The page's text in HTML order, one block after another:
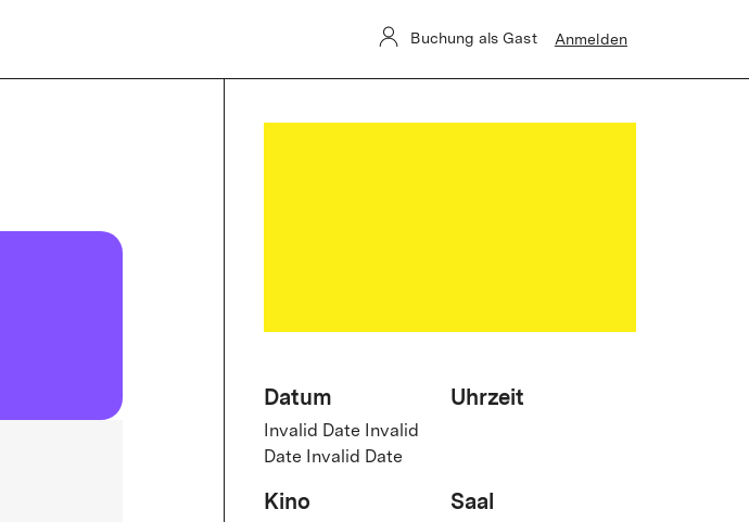
Buchung als Gast Anmelden
Datum
Invalid Date Invalid
Date Invalid Date
Uhrzeit
Kino Saal